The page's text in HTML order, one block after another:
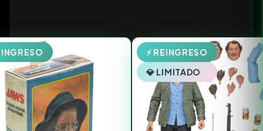
⚡ REINGRESO
💎 LIMITADO